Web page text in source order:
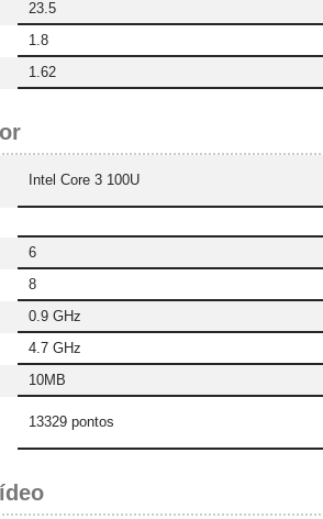
23.5
1.8
1.62
Intel Core 3 100U
6
8
0.9 GHz
4.7 GHz
10MB
13329 pontos